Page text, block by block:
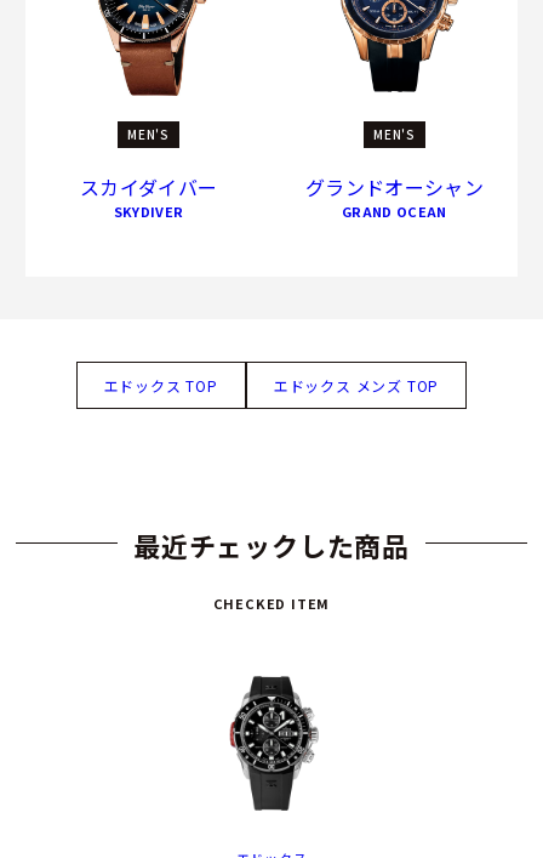
MEN'S
スカイダイバー
SKYDIVER
MEN'S
グランドオーシャン
GRAND OCEAN
エドックス TOP エドックス メンズ TOP
最近チェックした商品
CHECKED ITEM